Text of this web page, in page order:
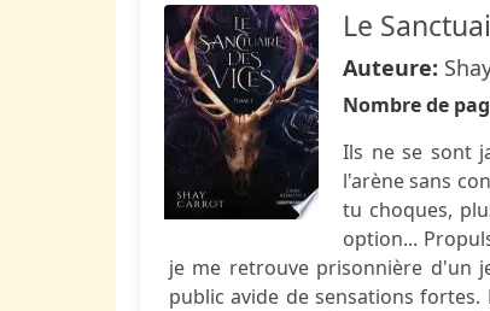
Le
Auteure:
Nombre de
Ils ne se sont
l'arène sans
tu choques,
option...
je me retrouve prisonnière d'un
public avide de sensations fortes.